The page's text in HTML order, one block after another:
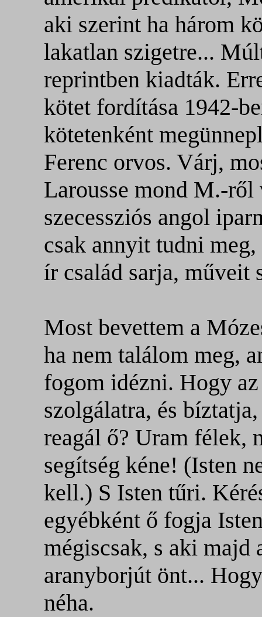
aki szerint ha három
lakatlan szigetre...
reprintben kiadták.
kötet fordítása 1942-
kötetenként
Ferenc orvos. Várj,
Larousse mond M.-ről
szecessziós angol
csak annyit tudni
ír család sarja, műveit
Most bevettem a
ha nem találom meg,
fogom idézni. Hogy
szolgálatra, és
reagál ő? Uram félek,
segítség kéne! (Isten
kell.) S Isten tűri.
egyébként ő fogja
mégiscsak, s aki majd
aranyborjút önt...
néha.